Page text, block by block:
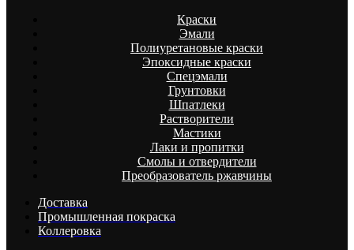
Краски
Эмали
Полиуретановые краски
Эпоксидные краски
Спецэмали
Грунтовки
Шпатлеки
Растворители
Мастики
Лаки и пропитки
Смолы и отвердители
Преобразователь ржавчины
Доставка
Промышленная покраска
Коллеровка